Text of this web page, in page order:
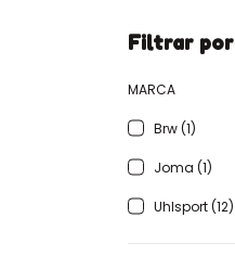
Filtrar por
MARCA
Brw (1)
Joma (1)
Uhlsport (12)